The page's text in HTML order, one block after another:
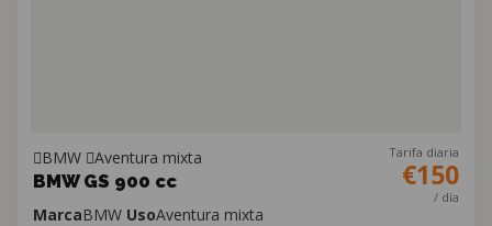
BMW
Aventura mixta
BMW GS 900 cc
Tarifa diaria
€150
/ día
MarcaBMW UsoAventura mixta